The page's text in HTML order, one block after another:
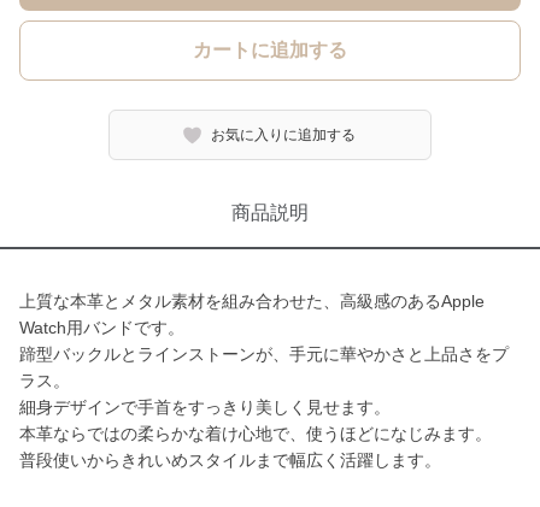
カートに追加する
お気に入りに追加する
商品説明
上質な本革とメタル素材を組み合わせた、高級感のあるApple
Watch用バンドです。
蹄型バックルとラインストーンが、手元に華やかさと上品さをプ
ラス。
細身デザインで手首をすっきり美しく見せます。
本革ならではの柔らかな着け心地で、使うほどになじみます。
普段使いからきれいめスタイルまで幅広く活躍します。